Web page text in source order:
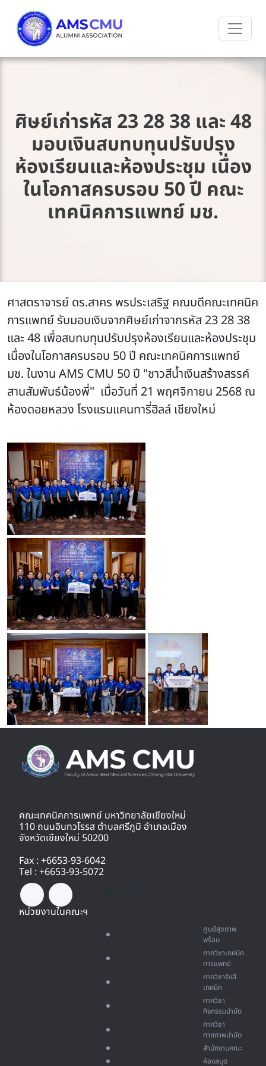
ศิษย์เก่ารหัส 23 28 38 และ 48
มอบเงินสบทบทุนปรับปรุง
ห้องเรียนและห้องประชุม เนื่อง
ในโอกาสครบรอบ 50 ปี คณะ
เทคนิคการแพทย์ มช.
ศาสตราจารย์ ดร.สาคร พรประเสริฐ คณบดีคณะเทคนิค
การแพทย์ รับมอบเงินจากศิษย์เก่าจากรหัส 23 28 38
และ 48 เพื่อสบทบทุนปรับปรุงห้องเรียนและห้องประชุม
เนื่องในโอกาสครบรอบ 50 ปี คณะเทคนิคการแพทย์
มช. ในงาน AMS CMU 50 ปี "ชาวสีน้ำเงินสร้างสรรค์
สานสัมพันธ์น้องพี่" เมื่อวันที่ 21 พฤศจิกายน 2568 ณ
ห้องดอยหลวง โรงแรมแคนทารี่ฮิลล์ เชียงใหม่
คณะเทคนิคการแพทย์ มหาวิทยาลัยเชียงใหม่
110 ถนนอินทวโรรส ตำบลศรีภูมิ อำเภอเมือง
จังหวัดเชียงใหม่ 50200
Fax : +6653-93-6042
Tel : +6653-93-5072
หน่วยงานในคณะฯ
ศูนย์สุขภาพ
พร้อม
ภาควิชาเทคนิค
การแพทย์
ภาควิชารังสี
เทคนิค
ภาควิชา
กิจกรรมบำบัด
ภาควิชา
กายภาพบำบัด
สำนักงานคณะ
ห้องสมุด